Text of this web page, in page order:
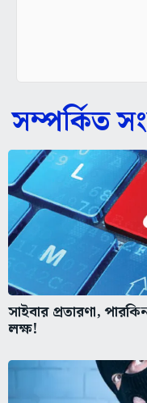
সম্পর্কিত
সাইবার প্রতারণা,
লক্ষ!